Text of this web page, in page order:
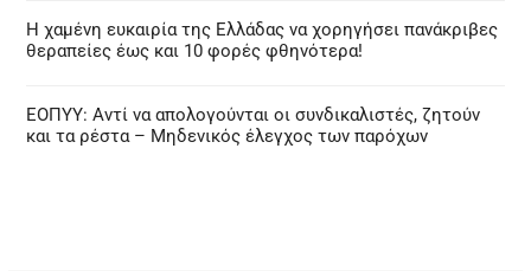
Η χαμένη ευκαιρία της Ελλάδας να χορηγήσει πανάκριβες
θεραπείες έως και 10 φορές φθηνότερα!
ΕΟΠΥΥ: Αντί να απολογούνται οι συνδικαλιστές, ζητούν
και τα ρέστα – Μηδενικός έλεγχος των παρόχων